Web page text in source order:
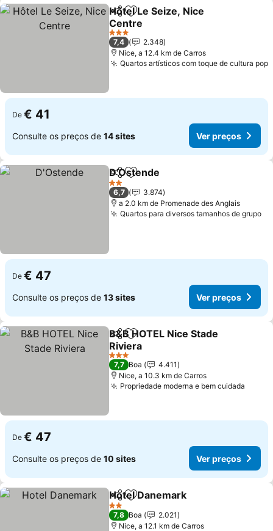
PartilharAdicionar aos favoritos
Hôtel Le Seize, Nice
Centre
Ver preços
3 Estrelas
7,4
2.348
Nice, a 12.4 km de Carros
Quartos artísticos com toque de cultura pop
De € 41
Consulte os preços de 14 sites Ver preços
PartilharAdicionar aos favoritos
D'Ostende
2 Estrelas
6,7
3.874
a 2.0 km de Promenade des Anglais
Quartos para diversos tamanhos de grupo
De € 47
Consulte os preços de 13 sites Ver preços
PartilharAdicionar aos favoritos
B&B HOTEL Nice Stade
Riviera
Ver preços
3 Estrelas
7,7 Boa
4.411
Nice, a 10.3 km de Carros
Propriedade moderna e bem cuidada
De € 47
Consulte os preços de 10 sites Ver preços
PartilharAdicionar aos favoritos
Hotel Danemark
2 Estrelas
7,8 Boa
2.021
Nice, a 12.1 km de Carros